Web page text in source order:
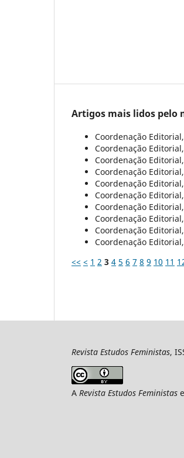
Artigos mais lidos pelo
Coordenação Editorial,
Coordenação Editorial,
Coordenação Editorial,
Coordenação Editorial,
Coordenação Editorial,
Coordenação Editorial,
Coordenação Editorial,
Coordenação Editorial,
Coordenação Editorial,
Coordenação Editorial,
<< < 1 2 3 4 5 6 7 8 9 10 11
Revista Estudos Feministas,
A Revista Estudos Feministas